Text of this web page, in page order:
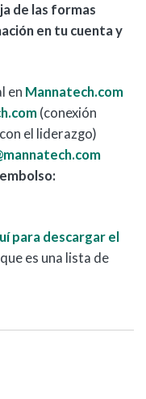
de las formas
en tu cuenta y
en Mannatech.com
(conexión
el liderazgo)
para descargar el
es una lista de